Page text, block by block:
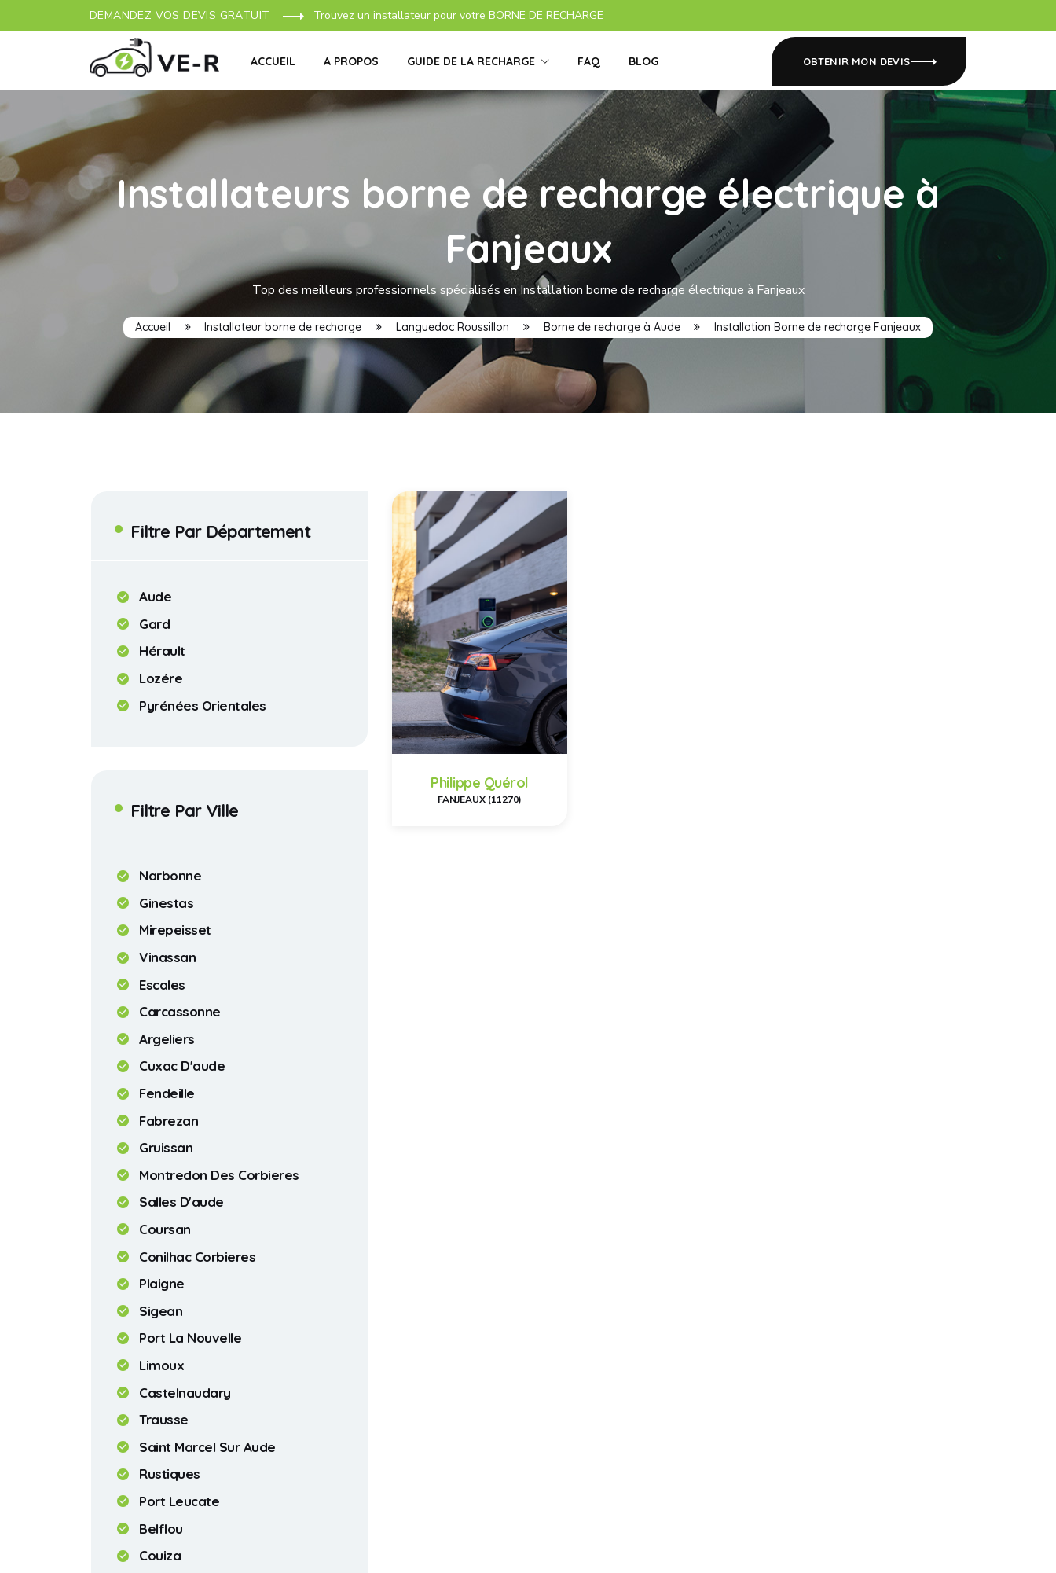
DEMANDEZ VOS DEVIS GRATUIT Trouvez un installateur pour votre BORNE DE RECHARGE
ACCUEIL A PROPOS GUIDE DE LA RECHARGE FAQ BLOG OBTENIR MON DEVIS
Installateurs borne de recharge électrique à
Fanjeaux
Top des meilleurs professionnels spécialisés en Installation borne de recharge électrique à Fanjeaux
Accueil Installateur borne de recharge Languedoc Roussillon Borne de recharge à Aude Installation Borne de recharge Fanjeaux
Filtre Par Département
Aude
Gard
Hérault
Lozére
Pyrénées Orientales
Filtre Par Ville
Narbonne
Ginestas
Mirepeisset
Vinassan
Escales
Carcassonne
Argeliers
Cuxac D'aude
Fendeille
Fabrezan
Gruissan
Montredon Des Corbieres
Salles D'aude
Coursan
Conilhac Corbieres
Plaigne
Sigean
Port La Nouvelle
Limoux
Castelnaudary
Trausse
Saint Marcel Sur Aude
Rustiques
Port Leucate
Belflou
Couiza
Philippe Quérol
FANJEAUX (11270)